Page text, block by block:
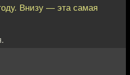
Внизу — эта самая